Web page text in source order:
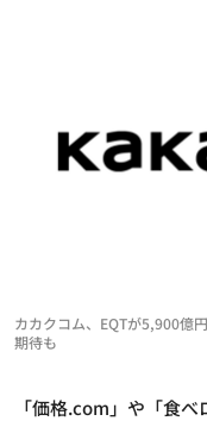
カカクコム、EQTが5,900億
期待も
「価格.com」や「食